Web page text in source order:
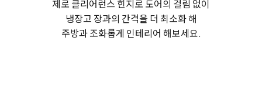
제로 클리어런스 힌지로 도어의 걸림 없이
냉장고 장과의 간격을 더 최소화 해
주방과 조화롭게 인테리어 해보세요.